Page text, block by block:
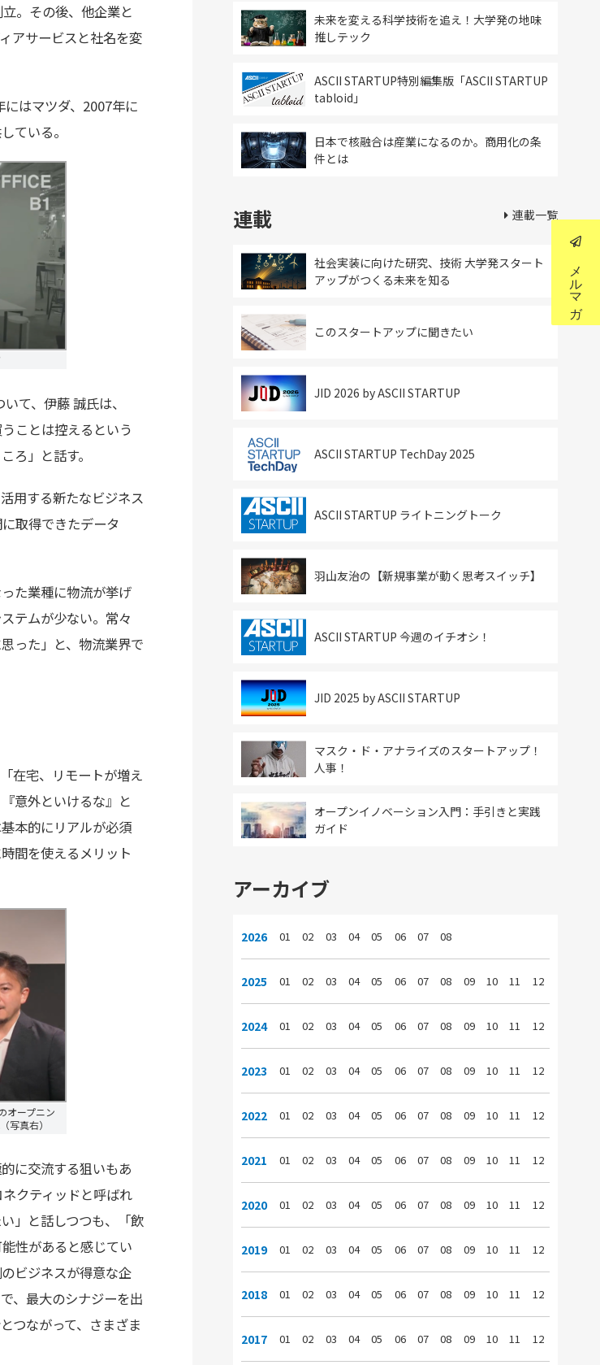
。その後、他企業と
アサービスと社名を変
はマツダ、2007年に
ている。
て、伊藤 誠氏は、
ことは控えるという
ろ」と話す。
用する新たなビジネス
取得できたデータ
た業種に物流が挙げ
テムが少ない。常々
った」と、物流業界で
在宅、リモートが増え
意外といけるな』と
本的にリアルが必須
間を使えるメリット
オープニン
写真右）
に交流する狙いもあ
クティッドと呼ばれ
」と話しつつも、「飲
性があると感じてい
ビジネスが得意な企
、最大のシナジーを出
つながって、さまざま
未来を変える科学技術を追え！大学発の地味
推しテック
ASCII STARTUP特別編集版「ASCII STARTUP
tabloid」
日本で核融合は産業になるのか。商用化の条
件とは
連載
社会実装に向けた研究、技術 大学発スタート
アップがつくる未来を知る
このスタートアップに聞きたい
JID 2026 by ASCII STARTUP
ASCII STARTUP TechDay 2025
ASCII STARTUP ライトニングトーク
羽山友治の【新規事業が動く思考スイッチ】
ASCII STARTUP 今週のイチオシ！
JID 2025 by ASCII STARTUP
マスク・ド・アナライズのスタートアップ！
人事！
オープンイノベーション入門：手引きと実践
ガイド
連載一覧
アーカイブ
2026 01 02 03 04 05 06 07 08
2025 01 02 03 04 05 06 07 08 09 10 11 12
2024 01 02 03 04 05 06 07 08 09 10 11 12
2023 01 02 03 04 05 06 07 08 09 10 11 12
2022 01 02 03 04 05 06 07 08 09 10 11 12
2021 01 02 03 04 05 06 07 08 09 10 11 12
2020 01 02 03 04 05 06 07 08 09 10 11 12
2019 01 02 03 04 05 06 07 08 09 10 11 12
2018 01 02 03 04 05 06 07 08 09 10 11 12
2017 01 02 03 04 05 06 07 08 09 10 11 12